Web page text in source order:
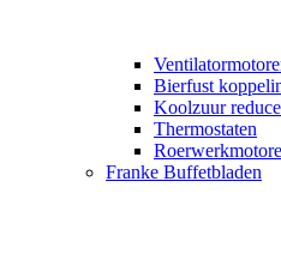
Bierfust
Koolzuur
Thermostaten
Franke Buffetbladen